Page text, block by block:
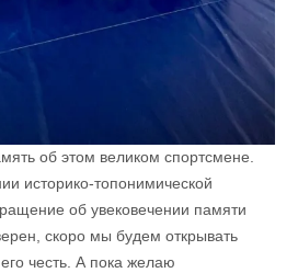
об этом великом спортсмене.
историко-топонимической
об увековечении памяти
скоро мы будем открывать
честь. А пока желаю